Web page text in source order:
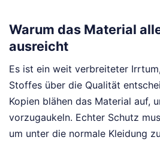
Warum das Material
ausreicht
Es ist ein weit verbreiteter
Stoffes über die Qualität
Kopien blähen das Material auf,
vorzugaukeln. Echter Schutz
um unter die normale Kleidung